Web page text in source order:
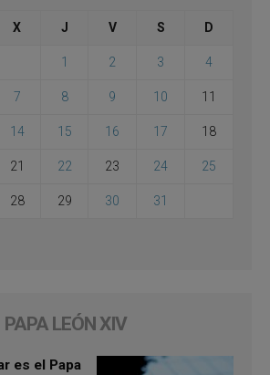
X J V S D
1 2 3 4
7 8 9 10 11
14 15 16 17 18
21 22 23 24 25
28 29 30 31
PAPA LEÓN XIV
es el Papa